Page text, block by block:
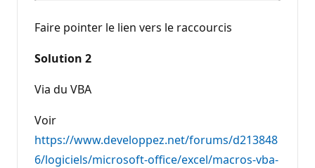
Faire pointer le lien vers le raccourcis
Solution 2
Via du VBA
Voir
https://www.developpez.net/forums/d213848
6/logiciels/microsoft-office/excel/macros-vba-